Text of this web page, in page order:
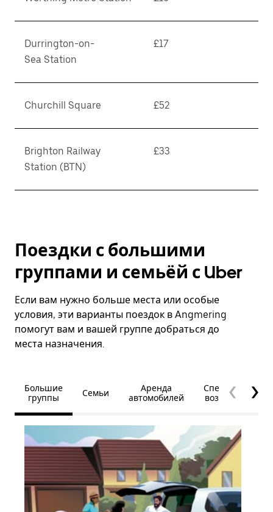
Durrington-on-
Sea Station
£17
Churchill Square £52
Brighton Railway
Station (BTN)
£33
Поездки с большими
группами и семьёй с Uber
Если вам нужно больше места или особые
условия, эти варианты поездок в Angmering
помогут вам и вашей группе добраться до
места назначения.
Большие
группы
Семьи
Аренда
автомобилей
Специальные
возможности